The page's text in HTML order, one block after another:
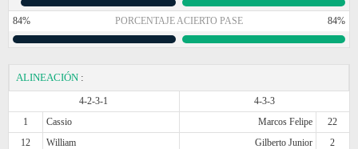
84% PORCENTAJE ACIERTO PASE 84%
ALINEACIÓN :
4-2-3-1
4-3-3
1
Cassio Marcos Felipe
22
12
William Gilberto Junior
2